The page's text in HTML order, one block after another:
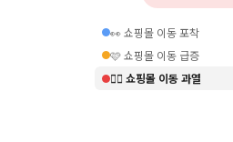
👀 쇼핑몰 이동 포착
🩷 쇼핑몰 이동 급증
❤️‍🔥 쇼핑몰 이동 과열